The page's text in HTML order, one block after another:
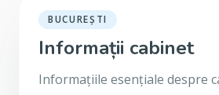
BUCUREȘTI
Informații cabinet
Informațiile esențiale despre